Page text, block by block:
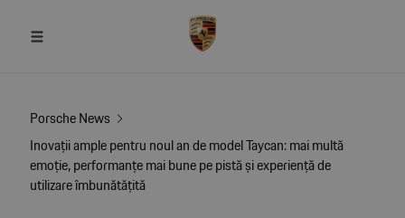
Porsche News
Inovații ample pentru noul an de model Taycan: mai multă
emoție, performanțe mai bune pe pistă și experiență de
utilizare îmbunătățită